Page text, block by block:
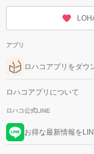
アプリ
ロハコアプリをダウ
ロハコアプリについて
ロハコ公式LINE
お得な最新情報を